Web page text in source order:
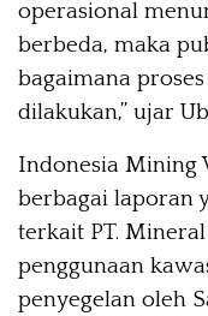
operasional
berbeda, maka
bagaimana
dilakukan,” ujar
Indonesia Mining
berbagai laporan
terkait PT.
penggunaan
penyegelan oleh